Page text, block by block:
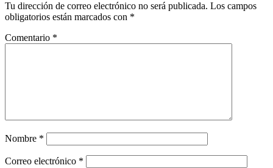
Tu dirección de correo electrónico no será publicada. Los campos
obligatorios están marcados con *
Comentario *
Nombre *
Correo electrónico *